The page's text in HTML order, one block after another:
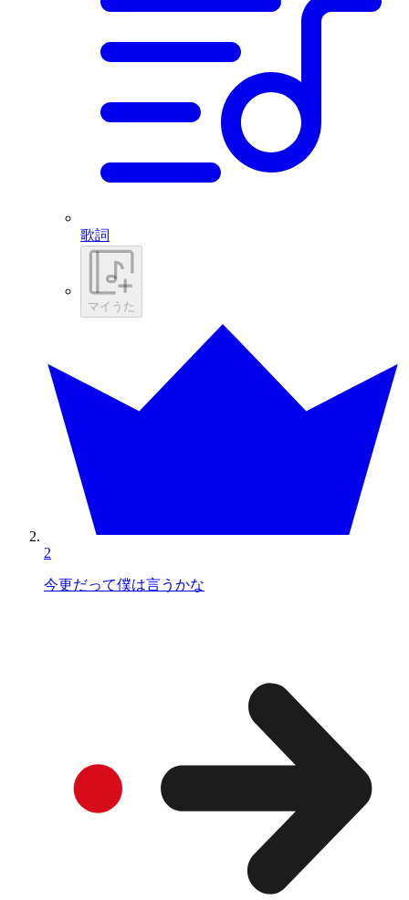
歌詞
マイうた
2
今更だって僕は言うかな